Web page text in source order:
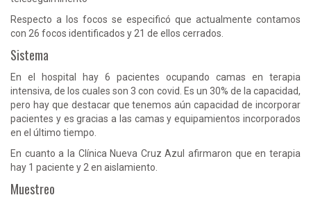
Respecto a los focos se especificó que actualmente contamos
con 26 focos identificados y 21 de ellos cerrados.
Sistema
En el hospital hay 6 pacientes ocupando camas en terapia
intensiva, de los cuales son 3 con covid. Es un 30% de la capacidad,
pero hay que destacar que tenemos aún capacidad de incorporar
pacientes y es gracias a las camas y equipamientos incorporados
en el último tiempo.
En cuanto a la Clínica Nueva Cruz Azul afirmaron que en terapia
hay 1 paciente y 2 en aislamiento.
Muestreo